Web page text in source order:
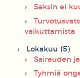
Seksin ei
vaikuttamista
Lokakuu (5)
Sairauden
Tyhmiä